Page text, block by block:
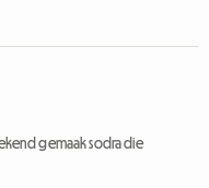
gemaak sodra die